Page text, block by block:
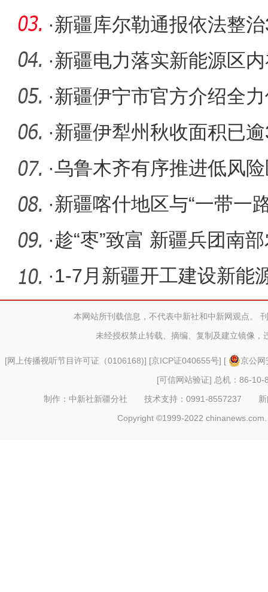
·新疆库尔勒通报依法整
言等网络
·新疆电力落实新能源区
源发展
·新疆伊宁市官方介绍全
气暖”
·新疆伊犁州秋收面积已
丰产丰收
·乌鲁木齐有序推进低风
序
·新疆喀什地区与“一带一
增长
·趁“枣”致富 新疆兵团南
丰收
·1-7月新疆开工建设新能
万千瓦
本网站所刊载信息，不代表中新社和中新网观点。
未经授权禁止转载、摘编、复制及建立镜像，
[网上传播视听节目许可证（0106168)] [京ICP证040655号] [
京公
[可信网站验证] 总机：86-10-
制作：中新社新疆分社 技术支持：0991-8557237
Copyright ©1999-2022